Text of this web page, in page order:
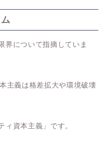
界について指摘していま
主義は格差拡大や環境破壊
ィ資本主義」です。